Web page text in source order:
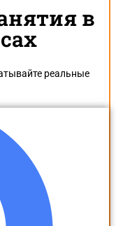
в
реальные